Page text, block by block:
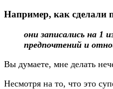
Например, как сделали
они записались на 1
предпочтений и
Вы думаете, мне делать
Несмотря на то, что это